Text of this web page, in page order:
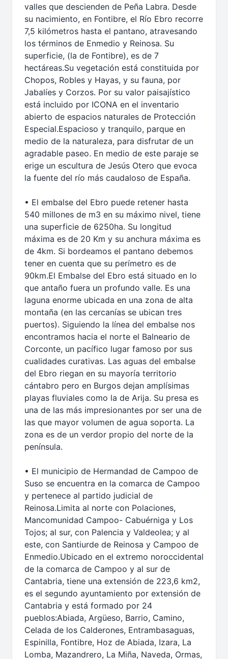
valles que descienden de Peña Labra. Desde
su nacimiento, en Fontibre, el Río Ebro recorre
7,5 kilómetros hasta el pantano, atravesando
los términos de Enmedio y Reinosa. Su
superficie, (la de Fontibre), es de 7
hectáreas.Su vegetación está constituida por
Chopos, Robles y Hayas, y su fauna, por
Jabalíes y Corzos. Por su valor paisajístico
está incluido por ICONA en el inventario
abierto de espacios naturales de Protección
Especial.Espacioso y tranquilo, parque en
medio de la naturaleza, para disfrutar de un
agradable paseo. En medio de este paraje se
erige un escultura de Jesús Otero que evoca
la fuente del río más caudaloso de España.
• El embalse del Ebro puede retener hasta
540 millones de m3 en su máximo nivel, tiene
una superficie de 6250ha. Su longitud
máxima es de 20 Km y su anchura máxima es
de 4km. Si bordeamos el pantano debemos
tener en cuenta que su perímetro es de
90km.El Embalse del Ebro está situado en lo
que antaño fuera un profundo valle. Es una
laguna enorme ubicada en una zona de alta
montaña (en las cercanías se ubican tres
puertos). Siguiendo la línea del embalse nos
encontramos hacia el norte el Balneario de
Corconte, un pacífico lugar famoso por sus
cualidades curativas. Las aguas del embalse
del Ebro riegan en su mayoría territorio
cántabro pero en Burgos dejan amplísimas
playas fluviales como la de Arija. Su presa es
una de las más impresionantes por ser una de
las que mayor volumen de agua soporta. La
zona es de un verdor propio del norte de la
península.
• El municipio de Hermandad de Campoo de
Suso se encuentra en la comarca de Campoo
y pertenece al partido judicial de
Reinosa.Limita al norte con Polaciones,
Mancomunidad Campoo- Cabuérniga y Los
Tojos; al sur, con Palencia y Valdeolea; y al
este, con Santiurde de Reinosa y Campoo de
Enmedio.Ubicado en el extremo noroccidental
de la comarca de Campoo y al sur de
Cantabria, tiene una extensión de 223,6 km2,
es el segundo ayuntamiento por extensión de
Cantabria y está formado por 24
pueblos:Abiada, Argüeso, Barrio, Camino,
Celada de los Calderones, Entrambasaguas,
Espinilla, Fontibre, Hoz de Abiada, Izara, La
Lomba, Mazandrero, La Miña, Naveda, Ormas,